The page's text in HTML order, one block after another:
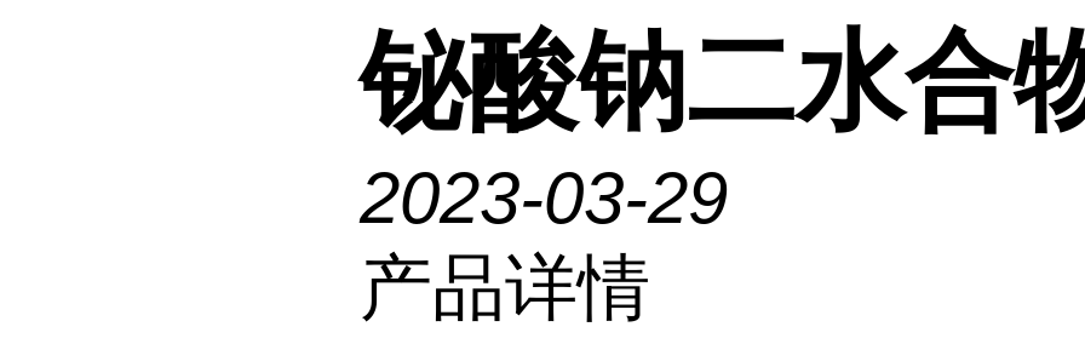
铋酸钠二水合
2023-03-29
产品详情